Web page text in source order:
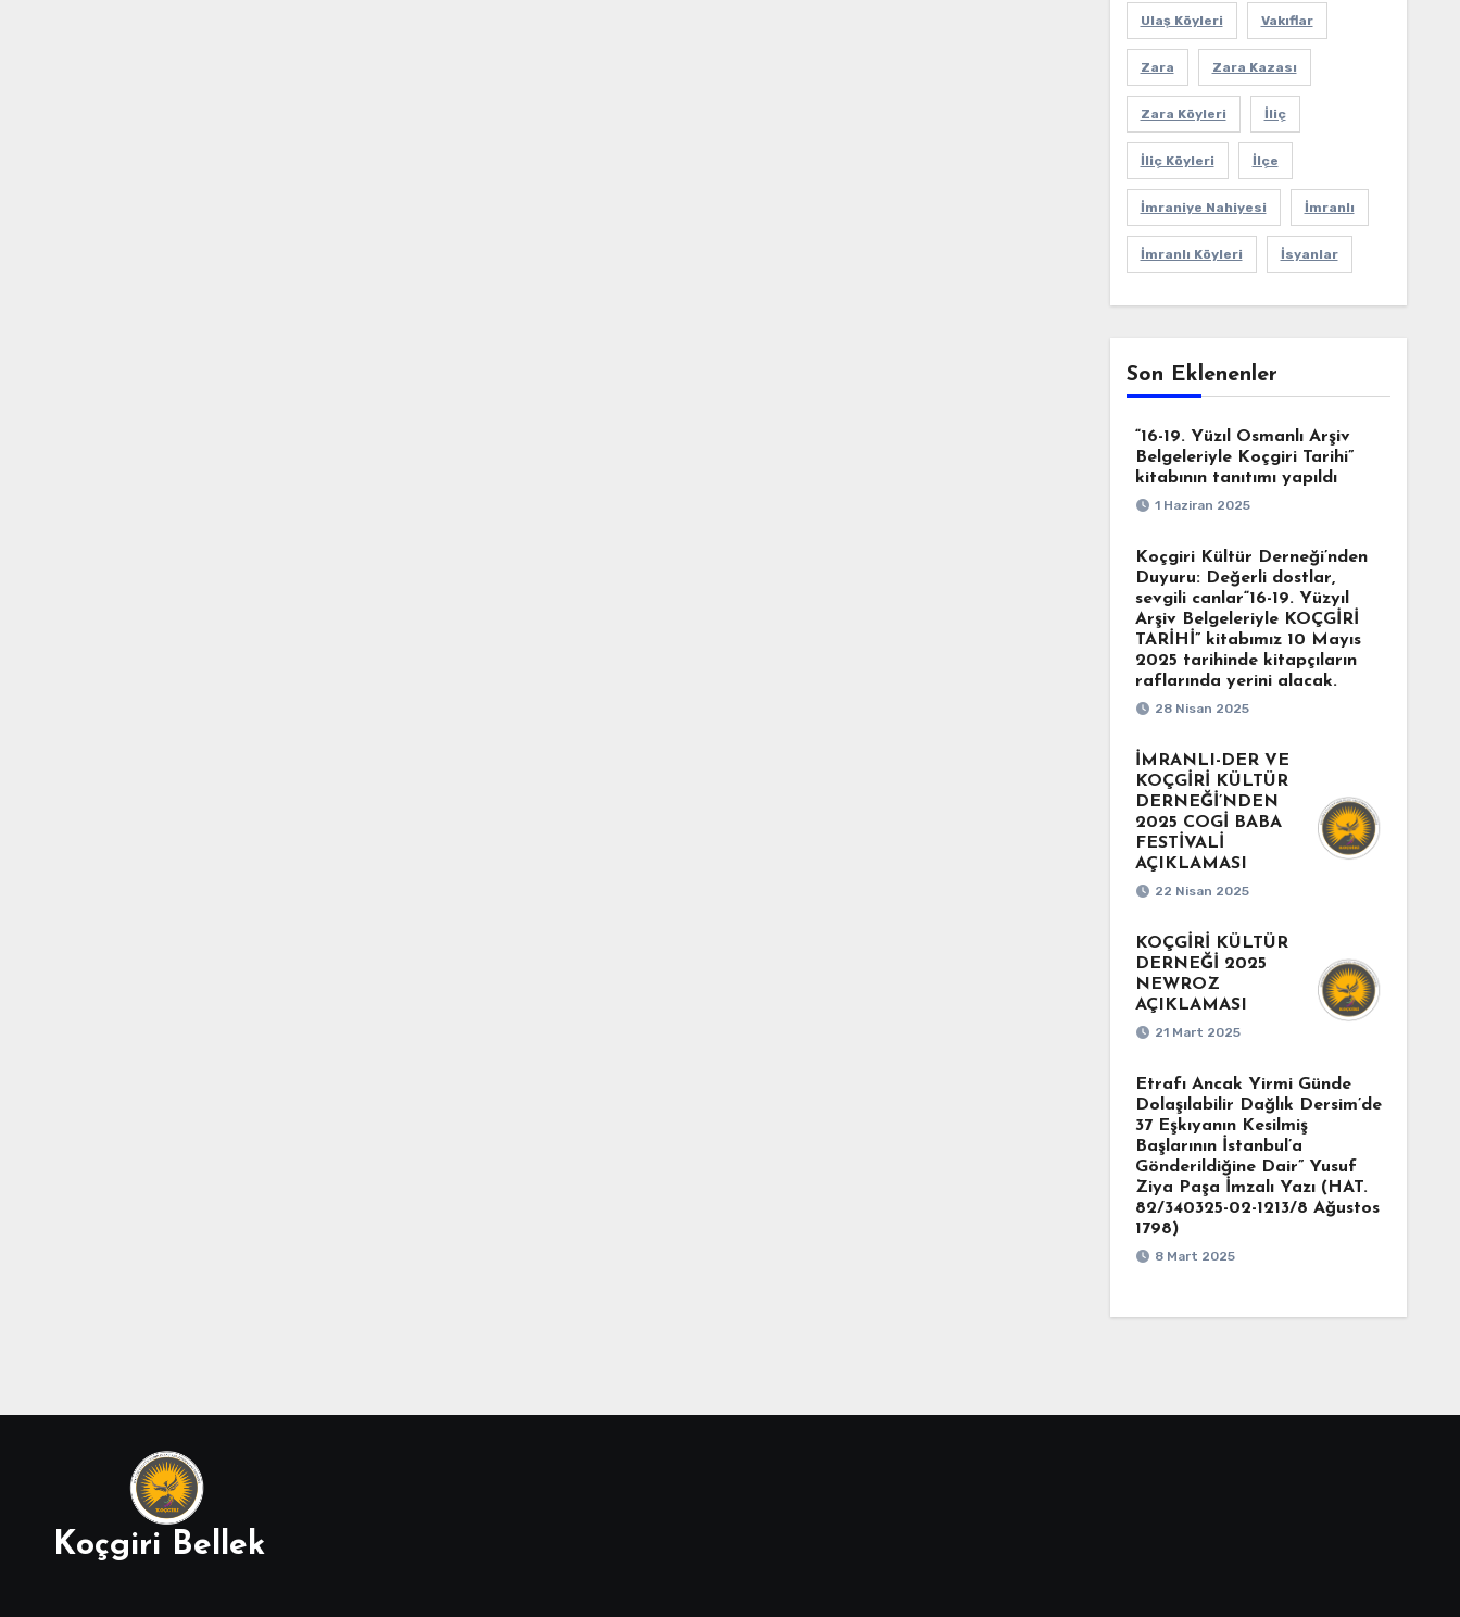
Ulaş Köyleri Vakıflar
Zara Zara Kazası
Zara Köyleri İliç
İliç Köyleri İlçe
İmraniye Nahiyesi İmranlı
İmranlı Köyleri İsyanlar
Son Eklenenler
“16-19. Yüzıl Osmanlı Arşiv
Belgeleriyle Koçgiri Tarihi”
kitabının tanıtımı yapıldı
1 Haziran 2025
Koçgiri Kültür Derneği’nden
Duyuru: Değerli dostlar,
sevgili canlar“16-19. Yüzyıl
Arşiv Belgeleriyle KOÇGİRİ
TARİHİ” kitabımız 10 Mayıs
2025 tarihinde kitapçıların
raflarında yerini alacak.
28 Nisan 2025
İMRANLI-DER VE
KOÇGİRİ KÜLTÜR
DERNEĞİ’NDEN
2025 COGİ BABA
FESTİVALİ
AÇIKLAMASI
22 Nisan 2025
KOÇGİRİ KÜLTÜR
DERNEĞİ 2025
NEWROZ
AÇIKLAMASI
21 Mart 2025
Etrafı Ancak Yirmi Günde
Dolaşılabilir Dağlık Dersim’de
37 Eşkıyanın Kesilmiş
Başlarının İstanbul’a
Gönderildiğine Dair” Yusuf
Ziya Paşa İmzalı Yazı (HAT.
82/340325-02-1213/8 Ağustos
1798)
8 Mart 2025
Koçgiri Bellek